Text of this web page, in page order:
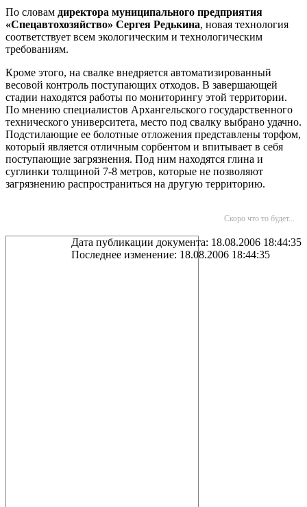
По словам директора муниципального предприятия
«Спецавтохозяйство» Сергея Редькина, новая технология
соответствует всем экологическим и технологическим
требованиям.
Кроме этого, на свалке внедряется автоматизированный
весовой контроль поступающих отходов. В завершающей
стадии находятся работы по мониторингу этой территории.
По мнению специалистов Архангельского государственного
технического университета, место под свалку выбрано удачно.
Подстилающие ее болотные отложения представлены торфом,
который является отличным сорбентом и впитывает в себя
поступающие загрязнения. Под ним находятся глина и
суглинки толщиной 7-8 метров, которые не позволяют
загрязнению распространиться на другую территорию.
Скоро что то будет...
Дата публикации документа: 18.08.2006 18:44:35
Последнее изменение: 18.08.2006 18:44:35